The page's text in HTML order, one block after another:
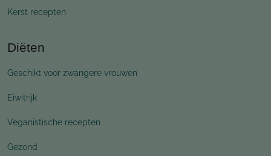
Kerst recepten
Diëten
Geschikt voor zwangere vrouwen
Eiwitrijk
Veganistische recepten
Gezond